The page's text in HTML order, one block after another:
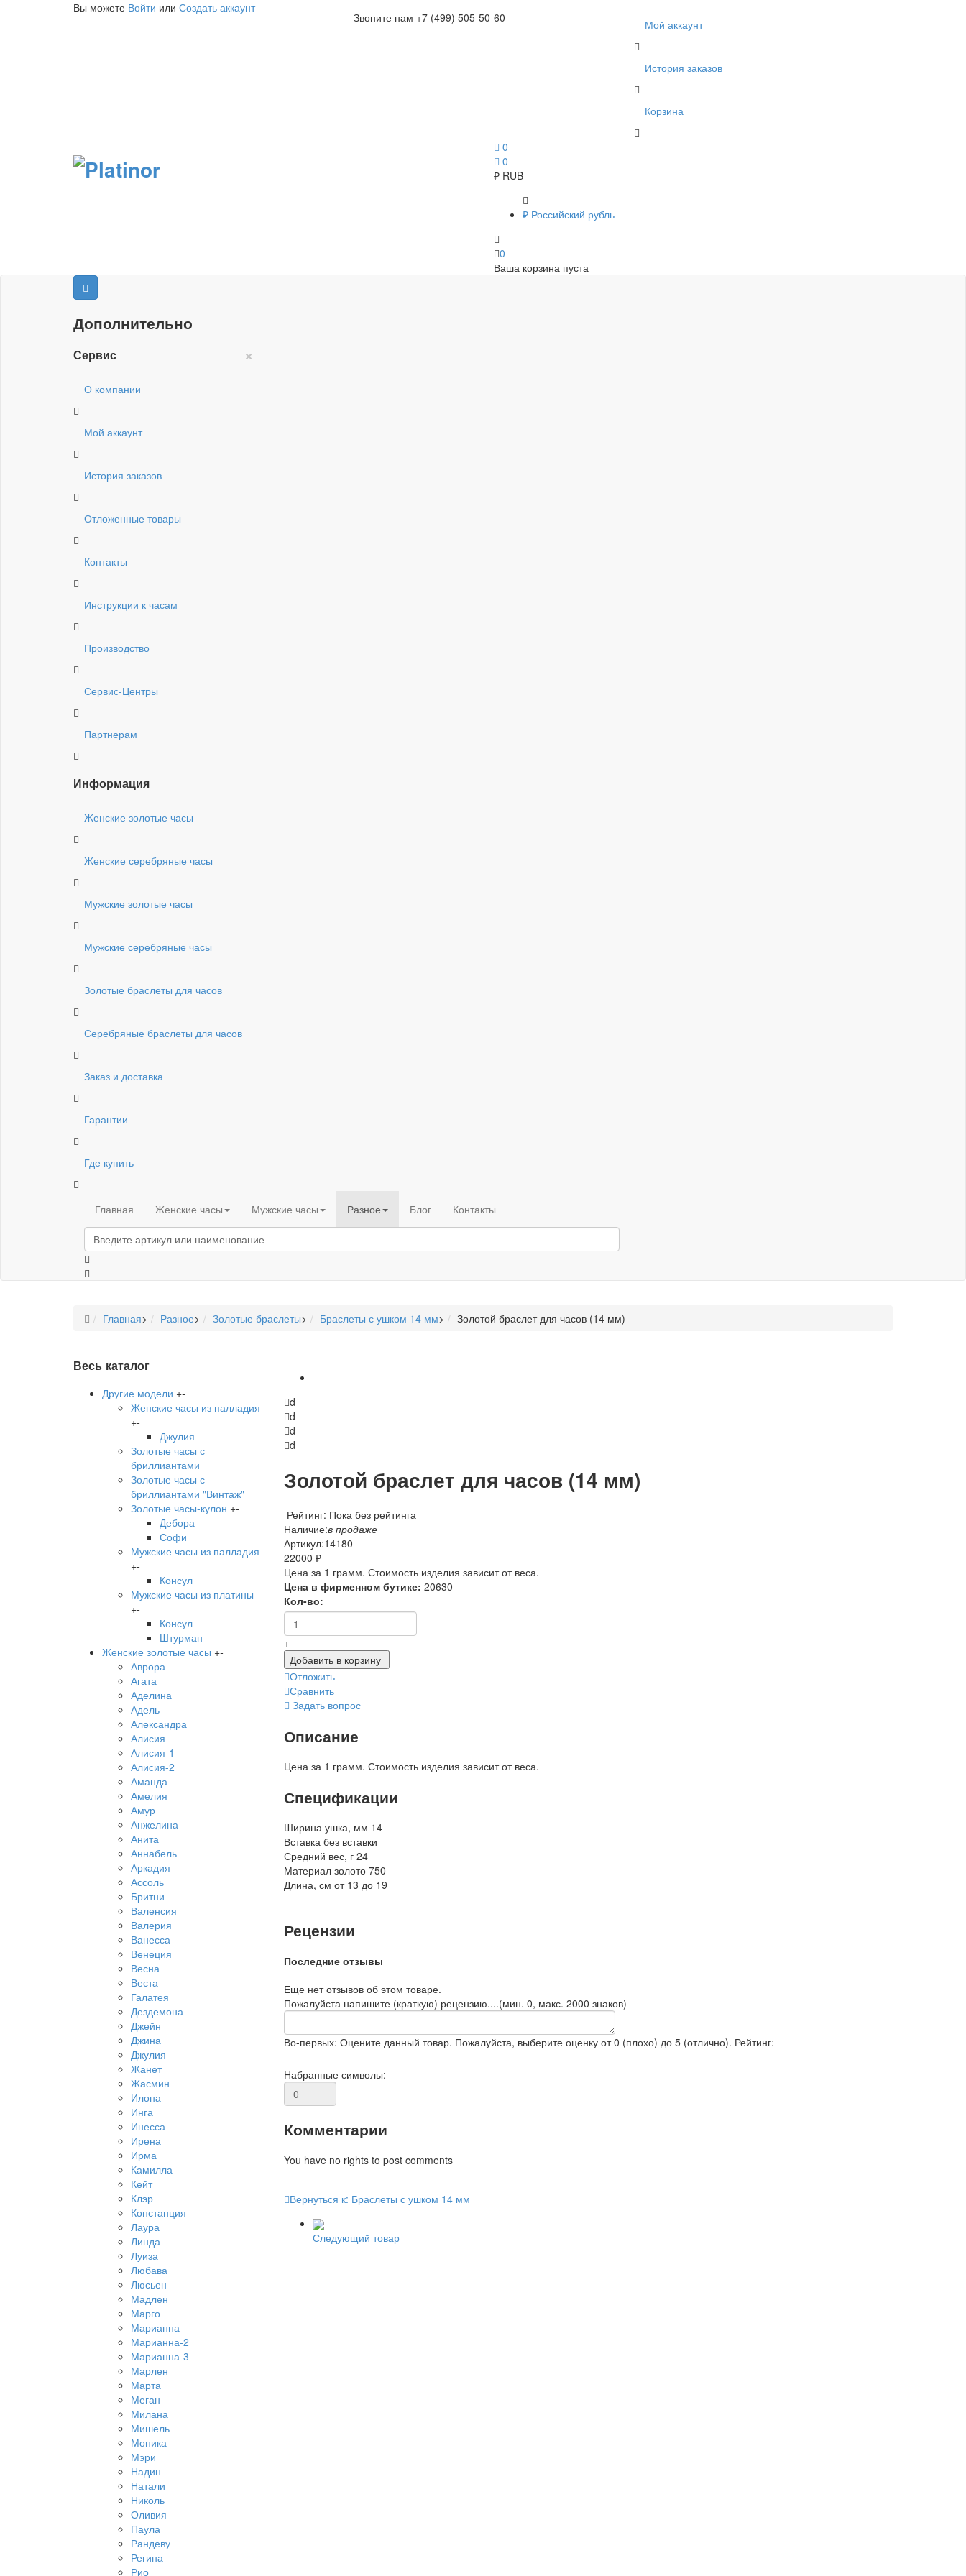
Вы можете Войти или Создать аккаунт
Звоните нам +7 (499) 505-50-60 Мой аккаунт
История заказов
Корзина
0
0
₽ RUB
₽ Российский рубль
0
Ваша корзина пуста
Дополнительно
×
Сервис
О компании
Мой аккаунт
История заказов
Отложенные товары
Контакты
Инструкции к часам
Производство
Сервис-Центры
Партнерам
Информация
Женские золотые часы
Женские серебряные часы
Мужские золотые часы
Мужские серебряные часы
Золотые браслеты для часов
Серебряные браслеты для часов
Заказ и доставка
Гарантии
Где купить
Главная Женские часы Мужские часы Разное Блог Контакты
Главная> Разное> Золотые браслеты> Браслеты с ушком 14 мм> Золотой браслет для часов (14 мм)
Весь каталог
Другие модели +-
Женские часы из палладия
+-
Джулия
Золотые часы с
бриллиантами
Золотые часы с
бриллиантами "Винтаж"
Золотые часы-кулон +-
Дебора
Софи
Мужские часы из палладия
+-
Консул
Мужские часы из платины
+-
Консул
Штурман
Женские золотые часы +-
Аврора
Агата
Аделина
Адель
Александра
Алисия
Алисия-1
Алисия-2
Аманда
Амелия
Амур
Анжелина
Анита
Аннабель
Аркадия
Ассоль
Бритни
Валенсия
Валерия
Ванесса
Венеция
Весна
Веста
Галатея
Дездемона
Джейн
Джина
Джулия
Жанет
Жасмин
Илона
Инга
Инесса
Ирена
Ирма
Камилла
Кейт
Клэр
Констанция
Лаура
Линда
Луиза
Любава
Люсьен
Мадлен
Марго
Марианна
Марианна-2
Марианна-3
Марлен
Марта
Меган
Милана
Мишель
Моника
Мэри
Надин
Натали
Николь
Оливия
Паула
Рандеву
Регина
Рио
d
d
d
d
Золотой браслет для часов (14 мм)
Рейтинг: Пока без рейтинга
Наличие:в продаже
Артикул:14180
22000 ₽
Цена за 1 грамм. Стоимость изделия зависит от веса.
Цена в фирменном бутике: 20630
Кол-во:
+ -
Добавить в корзину
Отложить
Сравнить
Задать вопрос
Описание
Цена за 1 грамм. Стоимость изделия зависит от веса.
Спецификации
Ширина ушка, мм 14
Вставка без вставки
Средний вес, г 24
Материал золото 750
Длина, см от 13 до 19
Рецензии
Последние отзывы
Еще нет отзывов об этом товаре.
Пожалуйста напишите (краткую) рецензию....(мин. 0, макс. 2000 знаков)
Во-первых: Оцените данный товар. Пожалуйста, выберите оценку от 0 (плохо) до 5 (отлично). Рейтинг:
Набранные символы:
Комментарии
You have no rights to post comments
Вернуться к: Браслеты с ушком 14 мм
Следующий товар